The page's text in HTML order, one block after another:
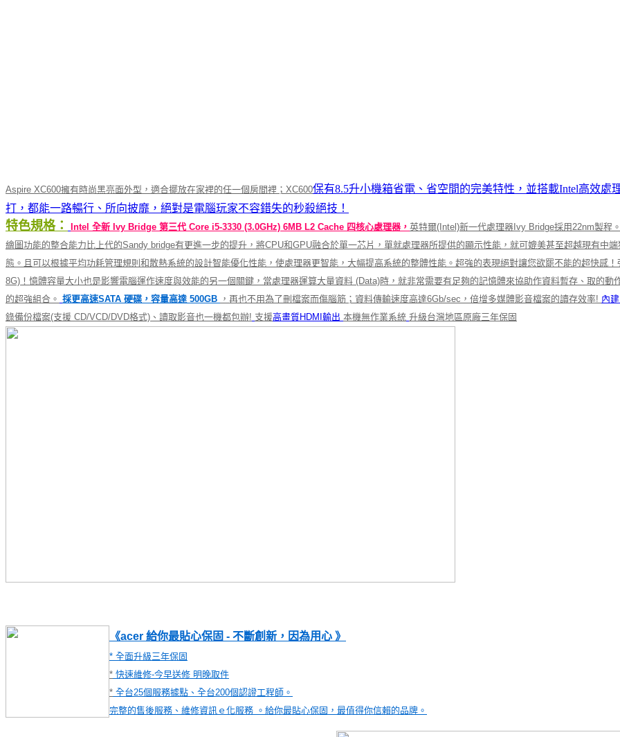
Aspire XC600擁有時尚黑亮面外型，適合擺放在家裡的任一個房間裡；XC600保有8.5升小機箱省電、省空間的完美特性，並搭載Intel高效
打，都能一路暢行、所向披靡，絕對是電腦玩家不容錯失的秒殺絕技！
特色規格： Intel 全新 Ivy Bridge 第三代 Core i5-3330 (3.0GHz) 6MB L2 Cache 四核心處理器， 英特爾(Intel)新一代處理器Ivy Bridge採用22nm製程
繪圖功能的整合能力比上代的Sandy bridge有更進一步的提升，將CPU和GPU融合於單一芯片，單就處理器所提供的顯示性能，就可媲美甚至超越現有中
態。且可以根據平均功耗管理規則和散熱系統的設計智能優化性能，使處理器更智能，大幅提高系統的整體性能。超強的表現絕對讓您欲罷不能的超快感
8G)！憶體容量大小也是影響電腦運作速度與效能的另一個關鍵，當處理器運算大量資料 (Data)時，就非常需要有足夠的記憶體來協助作資料暫存、取的
的超強組合。 採更高速SATA 硬碟，容量高達 500GB ，再也不用為了刪檔案而傷腦筋；資料傳輸速度高達6Gb/sec，倍增多媒體影音檔案的讀存效率! 內
錄備份檔案(支援 CD/VCD/DVD格式)、讀取影音也一機都包辦! 支援高畫質HDMI輸出 本機無作業系統 升級台灣地區原廠三年保固
《acer 給你最貼心保固 - 不斷創新，因為用心 》
* 全面升級三年保固
* 快速維修-今早送修 明晚取件
* 全台25個服務據點、全台200個認證工程師。
完整的售後服務、維修資訊ｅ化服務 。給你最貼心保固，最值得你信賴的品牌。